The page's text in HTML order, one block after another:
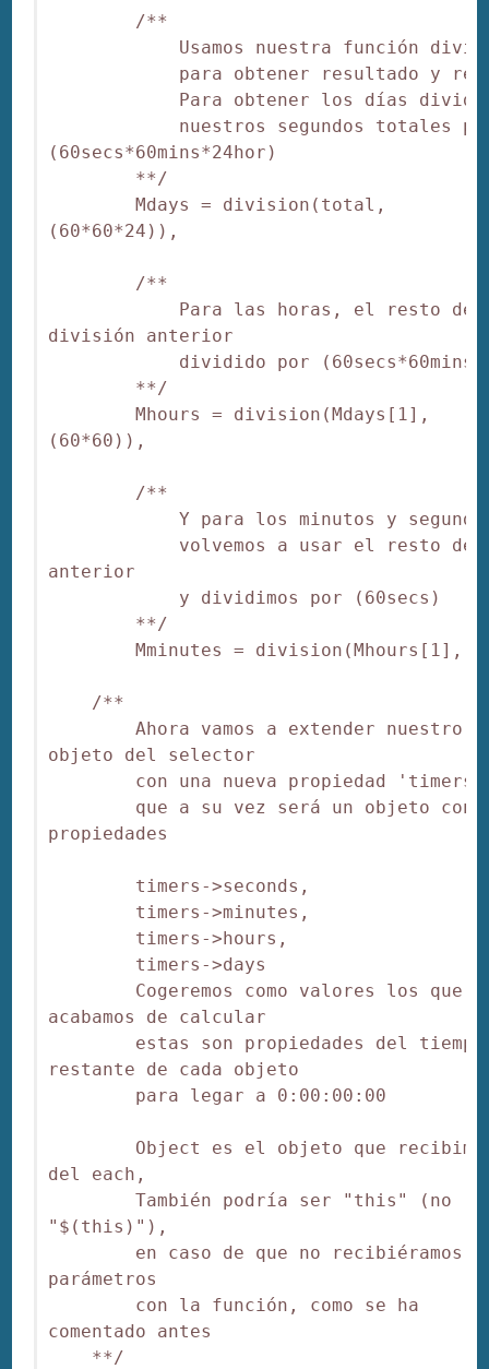
/**
Usamos nuestra función
para obtener resultado y
Para obtener los días
nuestros segundos totales
(60secs*60mins*24hor)
**/
Mdays = division(total,
(60*60*24)),
/**
Para las horas, el resto de
división anterior
dividido por (60secs*60mins)
**/
Mhours = division(Mdays[1],
(60*60)),
/**
Y para los minutos y
volvemos a usar el resto de
anterior
y dividimos por (60secs)
**/
Mminutes = division(Mhours[1],
/**
Ahora vamos a extender nuestro
objeto del selector
con una nueva propiedad 'timers'
que a su vez será un objeto con
propiedades
timers->seconds,
timers->minutes,
timers->hours,
timers->days
Cogeremos como valores los que
acabamos de calcular
estas son propiedades del tiempo
restante de cada objeto
para legar a 0:00:00:00
Object es el objeto que
del each,
También podría ser "this" (no
"$(this)"),
en caso de que no recibiéramos
parámetros
con la función, como se ha
comentado antes
**/